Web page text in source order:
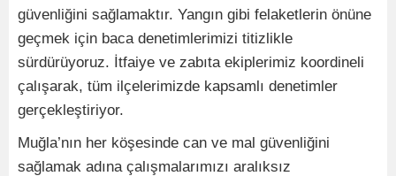
güvenliğini sağlamaktır. Yangın gibi felaketlerin önüne
geçmek için baca denetimlerimizi titizlikle
sürdürüyoruz. İtfaiye ve zabıta ekiplerimiz koordineli
çalışarak, tüm ilçelerimizde kapsamlı denetimler
gerçekleştiriyor.
Muğla’nın her köşesinde can ve mal güvenliğini
sağlamak adına çalışmalarımızı aralıksız